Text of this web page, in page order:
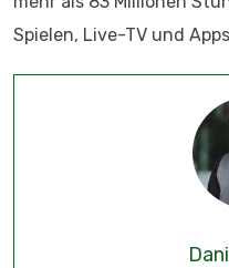
Spielen, Live-TV und